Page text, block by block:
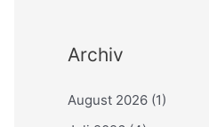
Archiv
August 2026 (1)